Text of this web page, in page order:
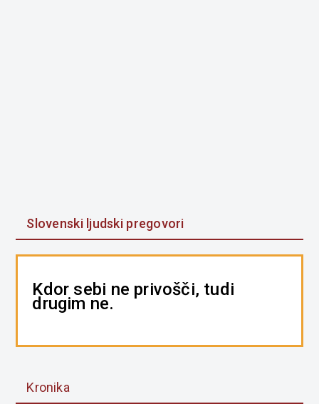
Slovenski ljudski pregovori
Kdor sebi ne privošči, tudi
drugim ne.
Kronika